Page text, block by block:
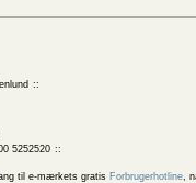
5252520
til e-mærkets gratis Forbrugerhotline,